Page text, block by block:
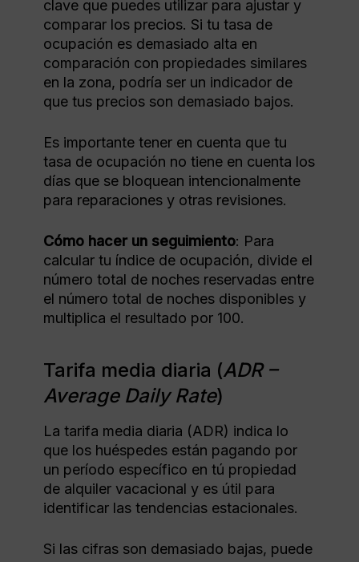
clave que puedes utilizar para ajustar y
comparar los precios. Si tu tasa de
ocupación es demasiado alta en
comparación con propiedades similares
en la zona, podría ser un indicador de
que tus precios son demasiado bajos.
Es importante tener en cuenta que tu
tasa de ocupación no tiene en cuenta los
días que se bloquean intencionalmente
para reparaciones y otras revisiones.
Cómo hacer un seguimiento: Para
calcular tu índice de ocupación, divide el
número total de noches reservadas entre
el número total de noches disponibles y
multiplica el resultado por 100.
Tarifa media diaria (ADR –
Average Daily Rate)
La tarifa media diaria (ADR) indica lo
que los huéspedes están pagando por
un período específico en tú propiedad
de alquiler vacacional y es útil para
identificar las tendencias estacionales.
Si las cifras son demasiado bajas, puede